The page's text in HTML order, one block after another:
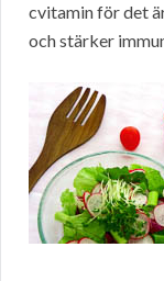
cvitamin för det
och stärker